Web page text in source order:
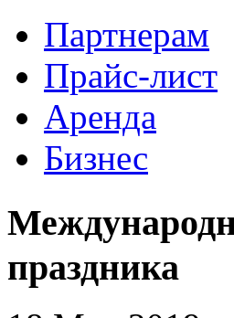
Партнерам
Прайс-лист
Аренда
Бизнес
праздника